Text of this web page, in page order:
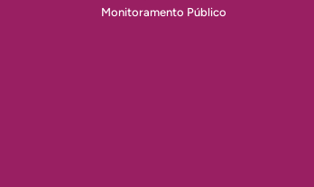
Monitoramento Público